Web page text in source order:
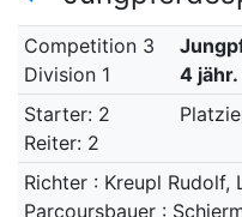
Competition 3
Division 1
4
Starter: 2
Reiter: 2
Richter : Kreupl Rudolf,
Parcoursbauer :